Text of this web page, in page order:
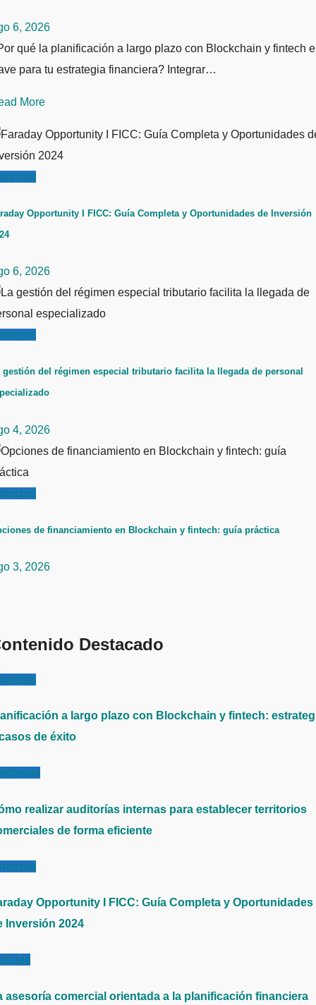
6, 2026
qué la planificación a largo plazo con Blockchain y fintech
para tu estrategia financiera? Integrar…
More
Opportunity I FICC: Guía Completa y Oportunidades de Inversión
6, 2026
gestión del régimen especial tributario facilita la llegada de personal
4, 2026
de financiamiento en Blockchain y fintech: guía práctica
3, 2026
Destacado
a largo plazo con Blockchain y fintech:
de éxito
realizar auditorías internas para establecer territorios
de forma eficiente
Opportunity I FICC: Guía Completa y Oportunidades
Inversión 2024
asesoría comercial orientada a la planificación financiera